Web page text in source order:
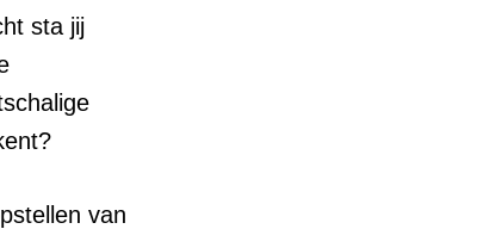
sta jij
van